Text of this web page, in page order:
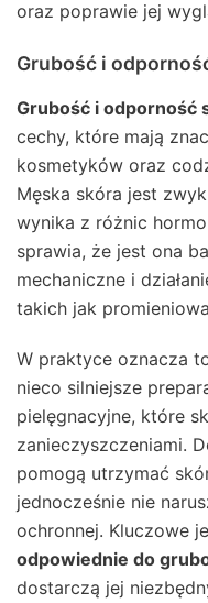
oraz poprawie jej
Grubość i
Grubość i odporność
cechy, które mają
kosmetyków oraz
Męska skóra jest
wynika z różnic
sprawia, że jest ona
mechaniczne i
takich jak
W praktyce oznacza
nieco silniejsze
pielęgnacyjne, które
zanieczyszczeniami.
pomogą utrzymać
jednocześnie nie
ochronnej. Kluczowe
odpowiednie do
dostarczą jej